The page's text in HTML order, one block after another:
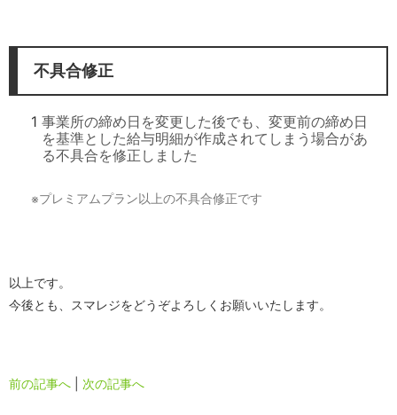
不具合修正
1 事業所の締め日を変更した後でも、変更前の締め日
を基準とした給与明細が作成されてしまう場合があ
る不具合を修正しました
※プレミアムプラン以上の不具合修正です
以上です。
今後とも、スマレジをどうぞよろしくお願いいたします。
前の記事へ 次の記事へ